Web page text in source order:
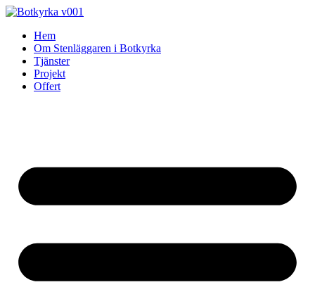
Skip
contentHem
Om Stenläggaren i Botkyrka
Tjänster
Projekt
Offert